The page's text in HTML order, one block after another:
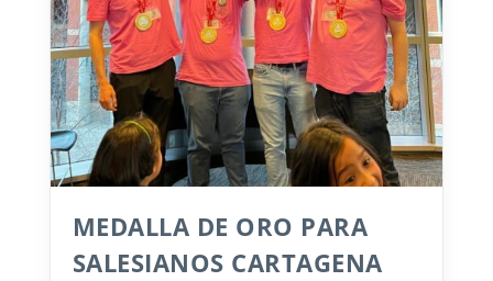
MEDALLA DE ORO PARA
SALESIANOS CARTAGENA